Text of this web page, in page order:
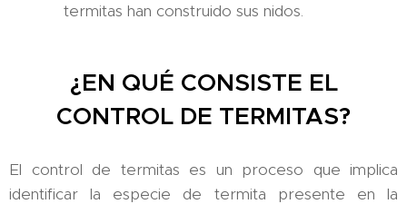
termitas han construido sus nidos.
¿EN QUÉ CONSISTE EL
CONTROL DE TERMITAS?
El control de termitas es un proceso que implica
identificar la especie de termita presente en la